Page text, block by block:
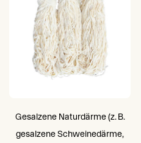
Gesalzene Naturdärme (z. B.
gesalzene Schweinedärme,